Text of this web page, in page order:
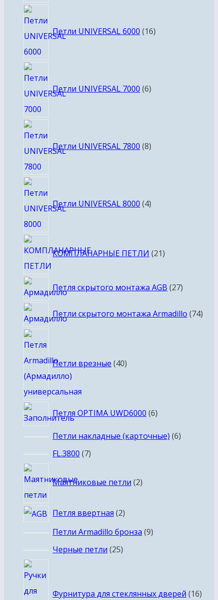
Петли UNIVERSAL 6000 16товаров
Петли UNIVERSAL 7000 6товаров
Петли UNIVERSAL 7800 8товаров
Петли UNIVERSAL 8000 4товара
КОМПЛАНАРНЫЕ ПЕТЛИ 21товар
Петля скрытого монтажа AGB 2727
Петли скрытого монтажа Armadillo 7474
Петли врезные 40
Петля OPTIMA UWD6000 66
Петли накладные (карточные) 66
FL.3800 77
Маятниковые петли 2товара
Петля ввертная 22
товара
Петли Armadillo бронза 99
Черные петли 2525
Фурнитура для стеклянных дверей 16